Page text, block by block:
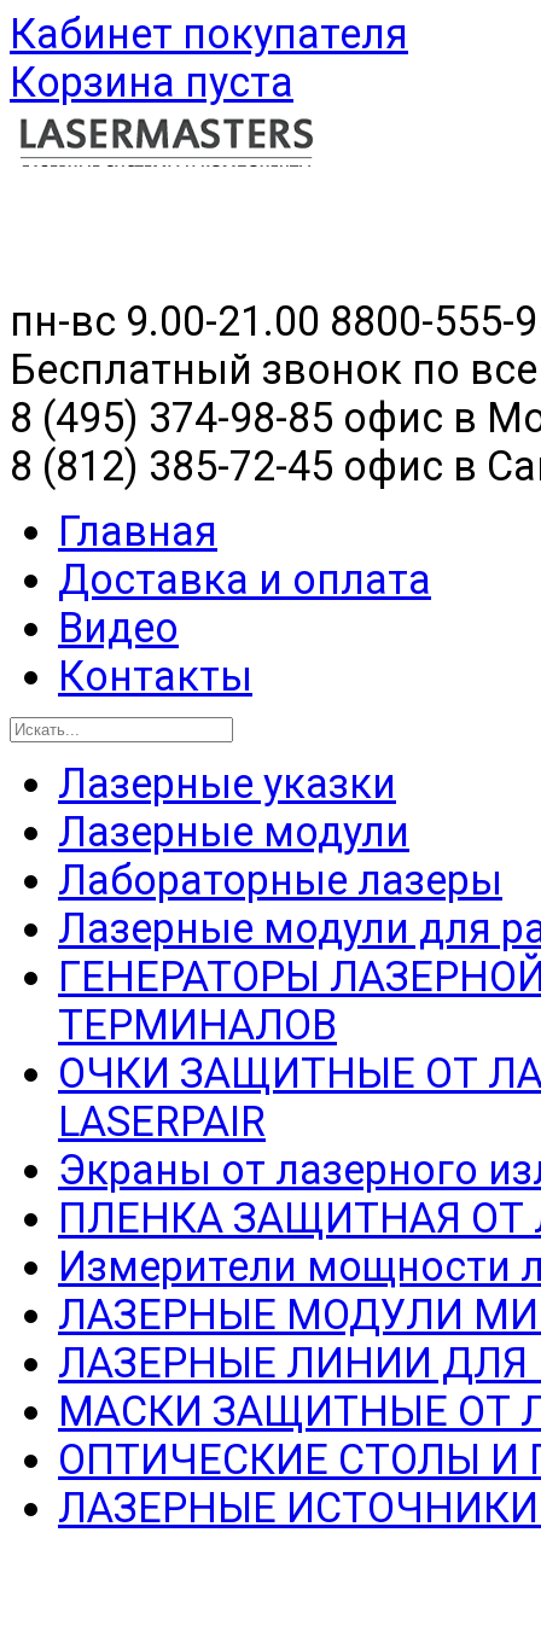
Кабинет покупателя
Корзина пуста
пн-вс 9.00-21.00 8800-555-
Бесплатный звонок по
8 (495) 374-98-85 офис в
8 (812) 385-72-45 офис в
Главная
Доставка и оплата
Видео
Контакты
Лазерные указки
Лазерные модули
Лабораторные лазеры
Лазерные модули для
ГЕНЕРАТОРЫ
ТЕРМИНАЛОВ
ОЧКИ ЗАЩИТНЫЕ ОТ
LASERPAIR
Экраны от лазерного
ПЛЕНКА ЗАЩИТНАЯ ОТ
Измерители мощности
ЛАЗЕРНЫЕ МОДУЛИ
ЛАЗЕРНЫЕ ЛИНИИ
МАСКИ ЗАЩИТНЫЕ ОТ
ОПТИЧЕСКИЕ СТОЛЫ И
ЛАЗЕРНЫЕ ИСТОЧНИКИ